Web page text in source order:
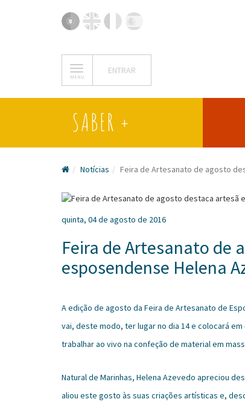
MENU
ENTRAR
SABER +
Notícias Feira de Artesanato de agosto
quinta, 04 de agosto de 2016
Feira de Artesanato de
esposendense Helena
A edição de agosto da Feira de Artesanato de
vai, deste modo, ter lugar no dia 14 e colocará
trabalhar ao vivo na confeção de material em
Natural de Marinhas, Helena Azevedo apreciou
aliou este gosto às suas criações artísticas e,